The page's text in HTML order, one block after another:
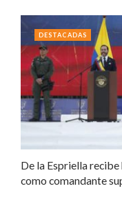
De la Espriella
como comandante
DESTACADAS